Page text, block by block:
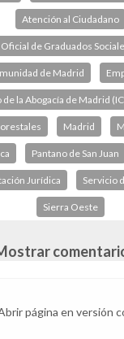
Atención al Ciudadano
de Graduados
de Madrid
la Abogacía de Madrid
Madrid
Pantano de San Juan
Jurídica Servicio
Sierra Oeste
página en versión